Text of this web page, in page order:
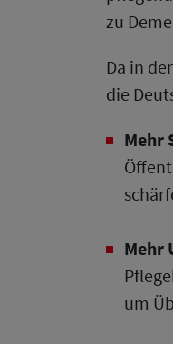
zu
Da in
die
Mehr
Mehr
um